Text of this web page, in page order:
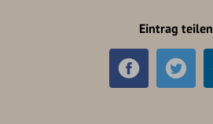
Eintrag teilen